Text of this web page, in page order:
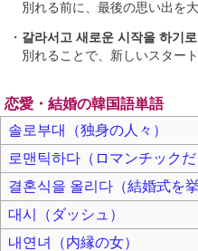
別れる前に、最後の思い出を
・ 갈라서고 새로운 시작을 하기
別れることで、新しいスター
恋愛・結婚の韓国語単語
솔로부대（独身の人々）
로맨틱하다（ロマンチックだ
결혼식을 올리다（結婚式を挙
대시（ダッシュ）
내연녀（内縁の女）